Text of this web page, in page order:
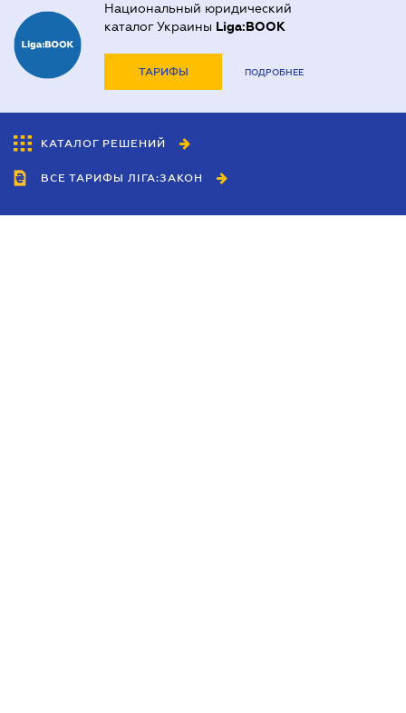
Национальный юридический
каталог Украины Liga:BOOK
ТАРИФЫ ПОДРОБНЕЕ
КАТАЛОГ РЕШЕНИЙ
ВСЕ ТАРИФЫ ЛІГА:ЗАКОН